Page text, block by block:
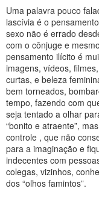
Uma palavra pouco
lascívia é o
sexo não é errado
com o cônjuge e
pensamento ilícito é
imagens, vídeos,
curtas, e beleza
bem torneados,
tempo, fazendo com
seja tentado a olhar
“bonito e atraente”,
controle , que não
para a imaginação e
indecentes com
colegas, vizinhos,
dos “olhos famintos”.